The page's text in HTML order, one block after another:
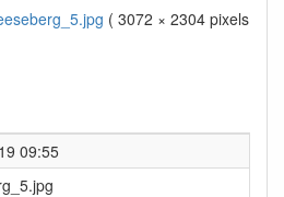
( 3072 × 2304 pixels
09:55